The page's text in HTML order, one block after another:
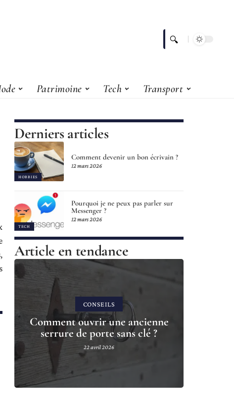
Patrimoine Tech Transport
Derniers articles
HOBBIES
Comment devenir un bon écrivain ?
12 mars 2026
TECH
Pourquoi je ne peux pas parler sur
Messenger ?
12 mars 2026
Article en tendance
CONSEILS
Comment ouvrir une ancienne
serrure de porte sans clé ?
22 avril 2026